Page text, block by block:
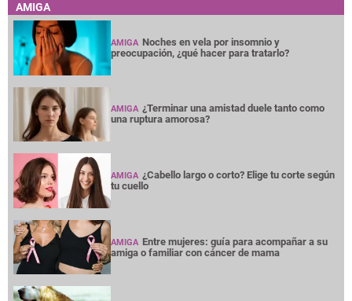
AMIGA
AMIGA Noches en vela por insomnio y
preocupación, ¿qué hacer para tratarlo?
AMIGA ¿Terminar una amistad duele tanto como
una ruptura amorosa?
AMIGA ¿Cabello largo o corto? Elige tu corte según
tu cuello
AMIGA Entre mujeres: guía para acompañar a su
amiga o familiar con cáncer de mama